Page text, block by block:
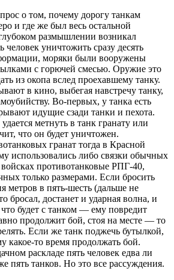
о том, почему дорогу танкам
и где же был весь остальной
размышлении возникал
человек уничтожить сразу десять
моряки были вооружены
с горючей смесью. Оружие это
из окопа вслед проехавшему танку.
в кино, выбегая навстречу танку,
Во-первых, у танка есть
идущие сзади танки и пехота.
метнуть в танк гранату или
что он будет уничтожен.
гранат тогда в Красной
использовались либо связки обычных
войсках противотанковые РПГ-40,
только размерами. Если бросить
метров в пять-шесть (дальше не
бросал, достанет и ударная волна, и
будет с танком — ему повредит
продолжит бой, стоя на месте — то
Если же танк поджечь бутылкой,
какое-то время продолжать бой.
раскладе пять человек едва ли
пять танков. Но это все рассуждения.